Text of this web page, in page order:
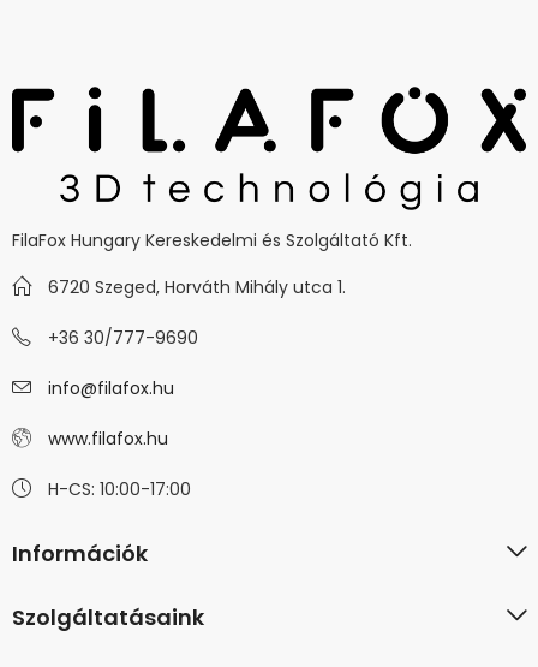
FilaFox Hungary Kereskedelmi és Szolgáltató Kft.
6720 Szeged, Horváth Mihály utca 1.
+36 30/777-9690
info@filafox.hu
www.filafox.hu
H-CS: 10:00-17:00
Információk
Szolgáltatásaink